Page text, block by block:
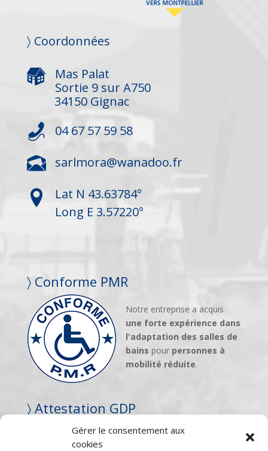
Gérer le consentement aux
cookies
〉 Coordonnées
Mas Palat
Sortie 9 sur A750
34150 Gignac
04 67 57 59 58
sarlmora@wanadoo.fr
Lat N 43.63784°
Long E 3.57220°
〉 Conforme PMR
Notre entreprise a acquis
une forte expérience dans
l'adaptation des salles de
bains pour personnes à
mobilité réduite.
〉 Attestation GDP
Notre entreprise est titulaire